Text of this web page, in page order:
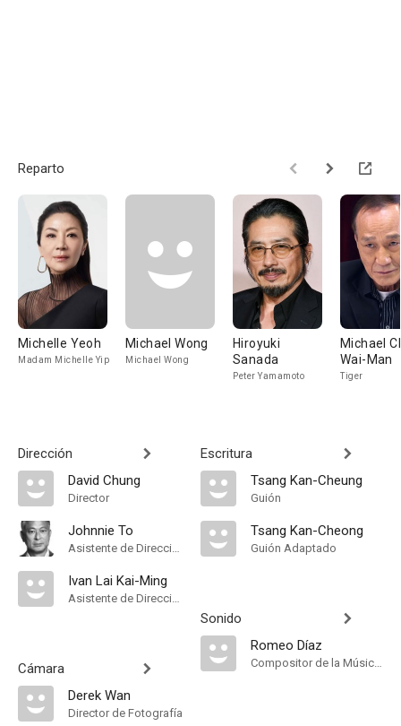
Reparto
Michelle Yeoh
Madam Michelle Yip
Michael Wong
Michael Wong
Hiroyuki
Sanada
Peter Yamamoto
Michael
Wai-Man
Tiger
Dirección
David Chung
Director
Johnnie To
Asistente de Dirección
Ivan Lai Kai-Ming
Asistente de Dirección
Cámara
Derek Wan
Director de Fotografía
Escritura
Tsang Kan-Cheung
Guión
Tsang Kan-Cheong
Guión Adaptado
Sonido
Romeo Díaz
Compositor de la Música Original